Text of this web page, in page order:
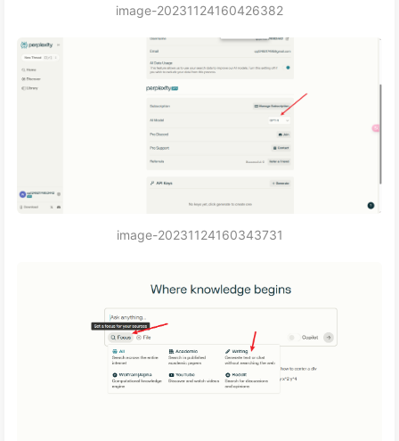
image-20231124160426382
image-20231124160343731